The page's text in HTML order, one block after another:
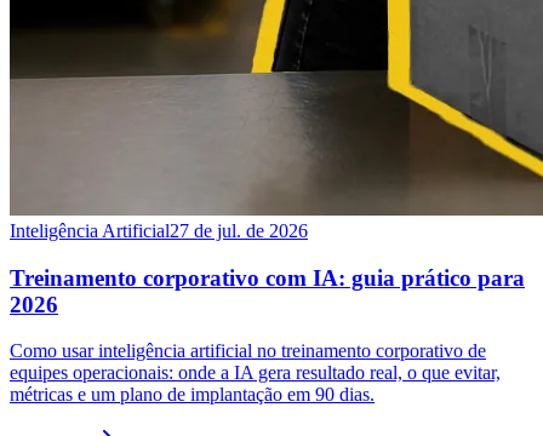
Inteligência Artificial27 de jul. de 2026
Treinamento corporativo com IA: guia prático para
2026
Como usar inteligência artificial no treinamento corporativo de
equipes operacionais: onde a IA gera resultado real, o que evitar,
métricas e um plano de implantação em 90 dias.